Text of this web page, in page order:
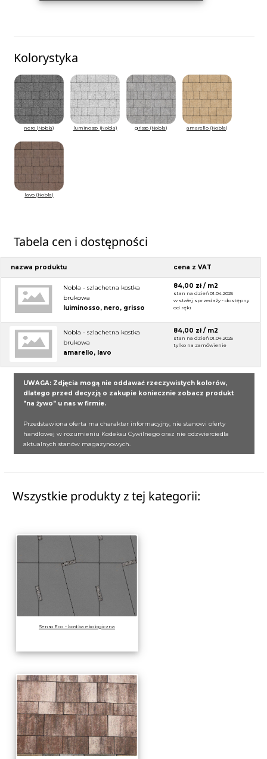
Kolorystyka
nero (Nobla) luminosso (Nobla) grisso (Nobla) amarello (Nobla)
lavo (Nobla)
Tabela cen i dostępności
nazwa produktu cena z VAT
Nobla - szlachetna kostka
brukowa
luiminosso, nero, grisso
84,00 zł / m2
stan na dzień 01.04.2025
w stałej sprzedaży - dostępny
od ręki
Nobla - szlachetna kostka
brukowa
amarello, lavo
84,00 zł / m2
stan na dzień 01.04.2025
tylko na zamówienie
UWAGA: Zdjęcia mogą nie oddawać rzeczywistych kolorów,
dlatego przed decyzją o zakupie koniecznie zobacz produkt
"na żywo" u nas w firmie.
Przedstawiona oferta ma charakter informacyjny, nie stanowi oferty
handlowej w rozumieniu Kodeksu Cywilnego oraz nie odzwierciedla
aktualnych stanów magazynowych.
Wszystkie produkty z tej kategorii:
Senso Eco - kostka ekologiczna